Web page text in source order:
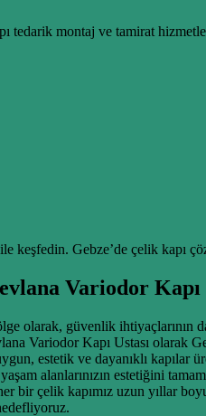
tedarik montaj ve tamirat
keşfedin. Gebze’de çelik kapı
Variodor Kapı
olarak, güvenlik
Variodor Kapı Ustası olarak
estetik ve dayanıklı
alanlarınızın estetiğini
çelik kapımız uzun yıllar